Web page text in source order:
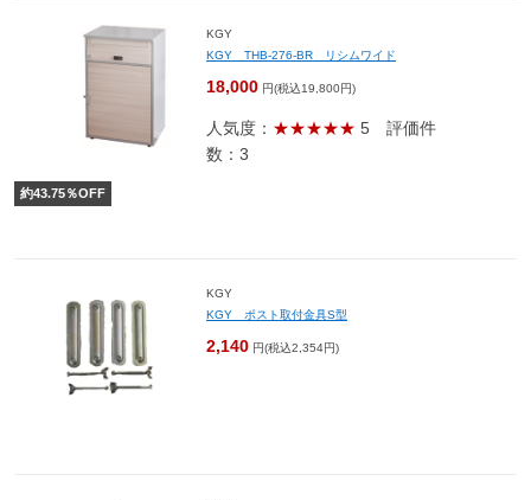
KGY
KGY THB-276-BR リシムワイド
18,000 円(税込19,800円)
人気度： ★★★★★ 5 評価件
数：3
約43.75％OFF
KGY
KGY ポスト取付金具S型
2,140 円(税込2,354円)